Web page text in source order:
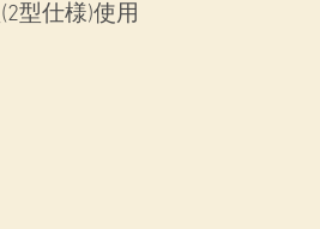
型仕様)使用